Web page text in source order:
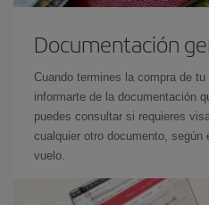
Documentación
Cuando termines la compra de
informarte de la documentación
puedes consultar si requieres
cualquier otro documento, según
vuelo.